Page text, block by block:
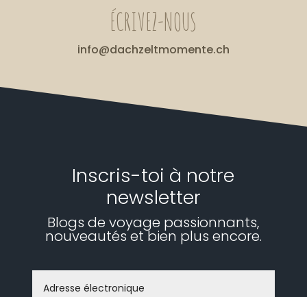
ÉCRIVEZ-NOUS
info@dachzeltmomente.ch
Inscris-toi à notre
newsletter
Blogs de voyage passionnants,
nouveautés et bien plus encore.